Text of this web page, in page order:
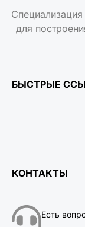
для
БЫСТРЫЕ
КОНТАКТЫ
Есть